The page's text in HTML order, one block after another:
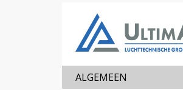
ALGEMEEN